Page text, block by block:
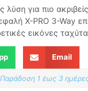
για πιο
X-PRO 3-Way
εικόνες
Email
1 έως 3